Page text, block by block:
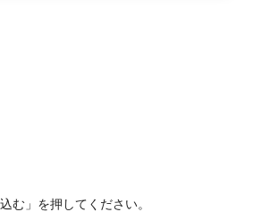
む」を押してください。